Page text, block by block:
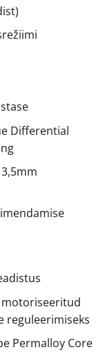
Differential
motoriseeritud
reguleerimiseks
Permalloy Core